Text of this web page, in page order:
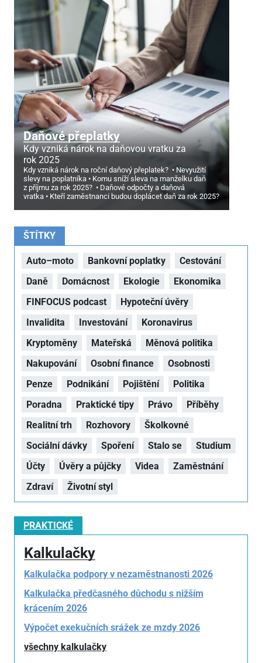
Daňové přeplatky
Kdy vzniká nárok na daňovou vratku za
rok 2025
Kdy vzniká nárok na roční daňový přeplatek?
Nevyužití
slevy na poplatníka
Komu sníží sleva na manželku daň
z příjmu za rok 2025?
Daňové odpočty a daňová
vratka
Kteří zaměstnanci budou doplácet daň za rok 2025?
ŠTÍTKY
Auto–moto Bankovní poplatky
Cestování
Daně
Domácnost Ekologie
Ekonomika
FINFOCUS podcast
Hypoteční úvěry
Invalidita
Investování
Koronavirus
Kryptoměny
Mateřská
Měnová politika
Nakupování
Osobní finance
Osobnosti
Penze
Podnikání Pojištění
Politika
Poradna
Praktické tipy Právo
Příběhy
Realitní trh
Rozhovory
Školkovné
Sociální dávky
Spoření Stalo se
Studium
Účty
Úvěry a půjčky Videa
Zaměstnání
Zdraví
Životní styl
PRAKTICKÉ
Kalkulačky
Kalkulačka podpory v nezaměstnanosti 2026
Kalkulačka předčasného důchodu s nižším
krácením 2026
Výpočet exekučních srážek ze mzdy 2026
všechny kalkulačky